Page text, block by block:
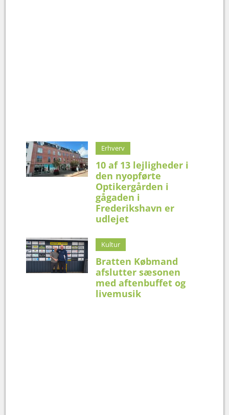
Erhverv
10 af 13 lejligheder i
den nyopførte
Optikergården i
gågaden i
Frederikshavn er
udlejet
Kultur
Bratten Købmand
afslutter sæsonen
med aftenbuffet og
livemusik